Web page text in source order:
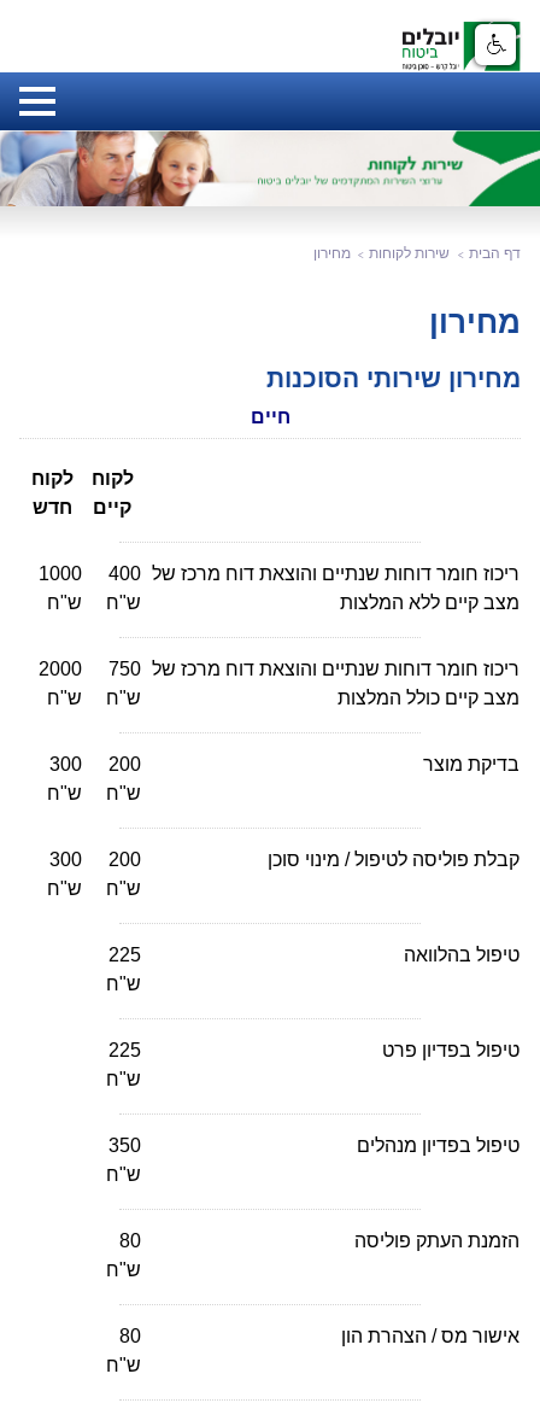
דף הבית שירות לקוחות מחירון
מחירון
מחירון שירותי הסוכנות
חיים
לקוח
קיים
לקוח
חדש
ריכוז חומר דוחות שנתיים והוצאת דוח מרכז של
מצב קיים ללא המלצות
400
ש"ח
1000
ש"ח
ריכוז חומר דוחות שנתיים והוצאת דוח מרכז של
מצב קיים כולל המלצות
750
ש"ח
2000
ש"ח
בדיקת מוצר
200
ש"ח
300
ש"ח
קבלת פוליסה לטיפול / מינוי סוכן
200
ש"ח
300
ש"ח
טיפול בהלוואה
225
ש"ח
טיפול בפדיון פרט
225
ש"ח
טיפול בפדיון מנהלים
350
ש"ח
הזמנת העתק פוליסה
80
ש"ח
אישור מס / הצהרת הון
80
ש"ח